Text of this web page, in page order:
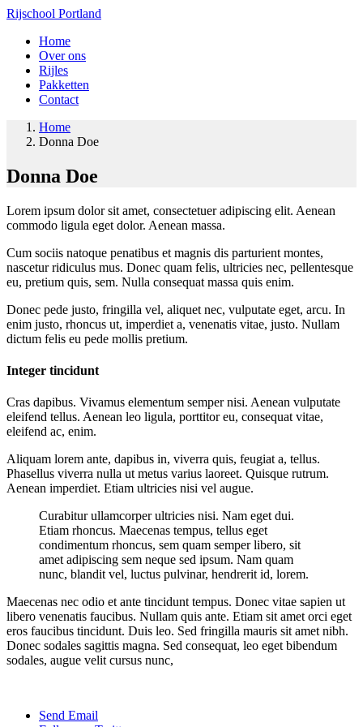
Rijschool Portland
Home
Over ons
Rijles
Pakketten
Contact
Home
Donna Doe
Donna Doe
Lorem ipsum dolor sit amet, consectetuer adipiscing elit. Aenean
commodo ligula eget dolor. Aenean massa.
Cum sociis natoque penatibus et magnis dis parturient montes,
nascetur ridiculus mus. Donec quam felis, ultricies nec, pellentesque
eu, pretium quis, sem. Nulla consequat massa quis enim.
Donec pede justo, fringilla vel, aliquet nec, vulputate eget, arcu. In
enim justo, rhoncus ut, imperdiet a, venenatis vitae, justo. Nullam
dictum felis eu pede mollis pretium.
Integer tincidunt
Cras dapibus. Vivamus elementum semper nisi. Aenean vulputate
eleifend tellus. Aenean leo ligula, porttitor eu, consequat vitae,
eleifend ac, enim.
Aliquam lorem ante, dapibus in, viverra quis, feugiat a, tellus.
Phasellus viverra nulla ut metus varius laoreet. Quisque rutrum.
Aenean imperdiet. Etiam ultricies nisi vel augue.
Curabitur ullamcorper ultricies nisi. Nam eget dui.
Etiam rhoncus. Maecenas tempus, tellus eget
condimentum rhoncus, sem quam semper libero, sit
amet adipiscing sem neque sed ipsum. Nam quam
nunc, blandit vel, luctus pulvinar, hendrerit id, lorem.
Maecenas nec odio et ante tincidunt tempus. Donec vitae sapien ut
libero venenatis faucibus. Nullam quis ante. Etiam sit amet orci eget
eros faucibus tincidunt. Duis leo. Sed fringilla mauris sit amet nibh.
Donec sodales sagittis magna. Sed consequat, leo eget bibendum
sodales, augue velit cursus nunc,
Send Email